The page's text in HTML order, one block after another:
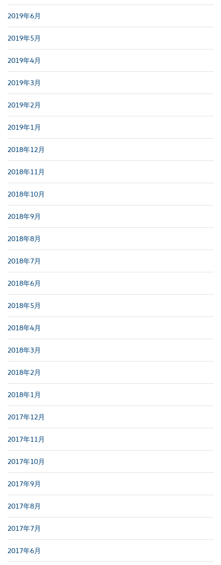
2019年6月
2019年5月
2019年4月
2019年3月
2019年2月
2019年1月
2018年12月
2018年11月
2018年10月
2018年9月
2018年8月
2018年7月
2018年6月
2018年5月
2018年4月
2018年3月
2018年2月
2018年1月
2017年12月
2017年11月
2017年10月
2017年9月
2017年8月
2017年7月
2017年6月